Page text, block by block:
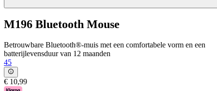
M196 Bluetooth Mouse
Betrouwbare Bluetooth®-muis met een comfortabele vorm en een
batterijlevensduur van 12 maanden
45
€ 10,99